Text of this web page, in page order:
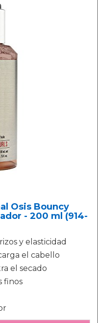
Osis Bouncy
- 200 ml (914-
y elasticidad
el cabello
el secado
finos